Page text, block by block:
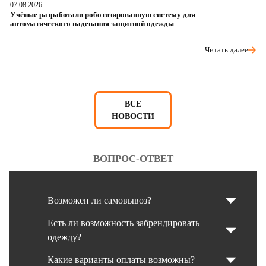
07.08.2026
Учёные разработали роботизированную систему для
автоматического надевания защитной одежды
Читать далее
ВСЕ
НОВОСТИ
ВОПРОС-ОТВЕТ
Возможен ли самовывоз?
Есть ли возможность забрендировать
одежду?
Какие варианты оплаты возможны?